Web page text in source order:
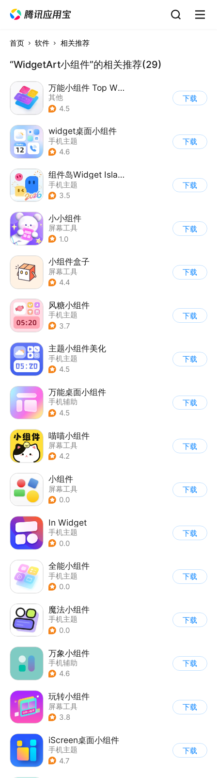
首页 软件 相关推荐
“WidgetArt小组件”的相关推荐(29)
万能小组件 Top Widgets
其他
4.5
下载
widget桌面小组件
手机主题
4.6
下载
组件岛Widget Island
手机主题
3.5
下载
小小组件
屏幕工具
1.0
下载
小组件盒子
屏幕工具
4.4
下载
风糖小组件
手机主题
3.7
下载
主题小组件美化
手机主题
4.5
下载
万能桌面小组件
手机辅助
4.5
下载
喵喵小组件
屏幕工具
4.2
下载
小组件
屏幕工具
0.0
下载
In Widget
手机主题
0.0
下载
全能小组件
手机主题
0.0
下载
魔法小组件
手机主题
0.0
下载
万象小组件
手机辅助
4.6
下载
玩转小组件
屏幕工具
3.8
下载
iScreen桌面小组件
手机主题
4.7
下载